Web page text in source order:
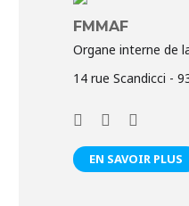
FMMAF
Organe interne de
14 rue Scandicci -
EN SAVOIR PLUS